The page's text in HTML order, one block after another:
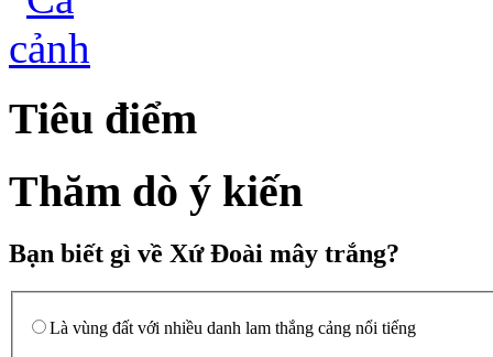
Tiêu điểm
Thăm dò ý kiến
Bạn biết gì về Xứ Đoài mây trắng?
Là vùng đất với nhiều danh lam thắng cảng nổi tiếng